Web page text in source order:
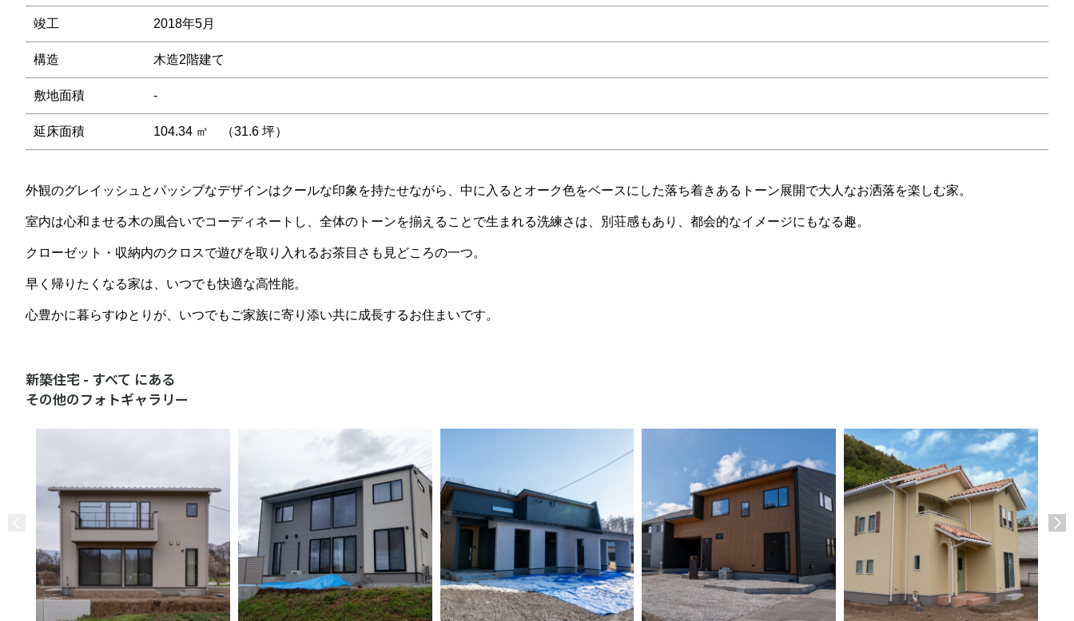
竣工 2018年5月
構造 木造2階建て
敷地面積 -
延床面積 104.34 ㎡ （31.6 坪）
外観のグレイッシュとパッシブなデザインはクールな印象を持たせながら、中に入るとオーク色をベースにした落ち着きあるトーン展開で大人なお洒落を楽しむ家。
室内は心和ませる木の風合いでコーディネートし、全体のトーンを揃えることで生まれる洗練さは、別荘感もあり、都会的なイメージにもなる趣。
クローゼット・収納内のクロスで遊びを取り入れるお茶目さも見どころの一つ。
早く帰りたくなる家は、いつでも快適な高性能。
心豊かに暮らすゆとりが、いつでもご家族に寄り添い共に成長するお住まいです。
新築住宅 - すべて にある
その他のフォトギャラリー